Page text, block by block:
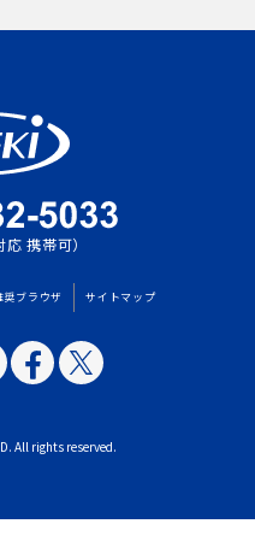
携帯可）
ブラウザ サイトマップ
All rights reserved.